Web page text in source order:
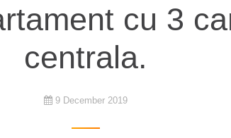
cu 3
centrala.
9 December 2019